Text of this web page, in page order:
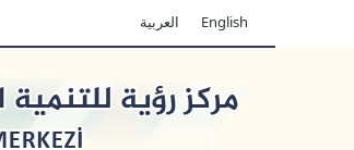
العربية English